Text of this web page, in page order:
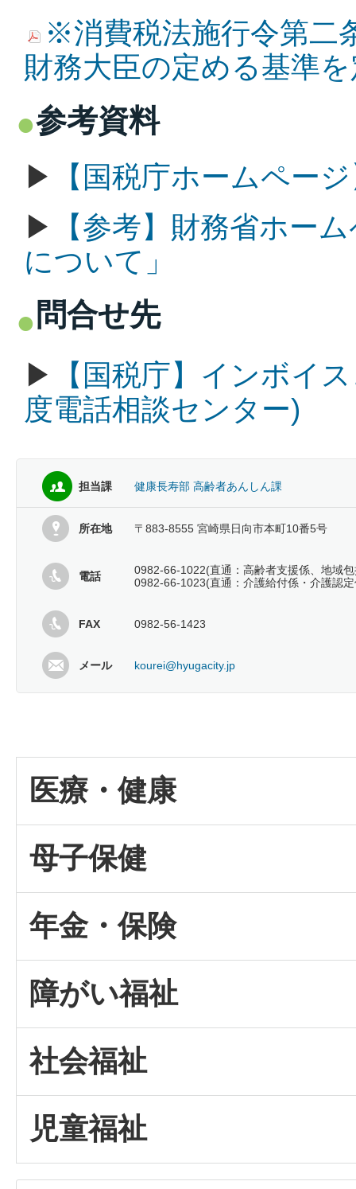
※消費税法施行令第二
財務大臣の定める基準
参考資料
▶
【国税庁ホームペー
▶
【参考】財務省ホー
について」
問合せ先
▶
【国税庁】インボイ
度電話相談センター)
担当課 健康長寿部 高齢者あんしん課
所在地 〒883-8555 宮崎県日向市本町10番5号
電話
0982-66-1022(直通：高齢者支援係、地域
0982-66-1023(直通：介護給付係・介護認
FAX 0982-56-1423
メール kourei@hyugacity.jp
医療・健康
母子保健
年金・保険
障がい福祉
社会福祉
児童福祉